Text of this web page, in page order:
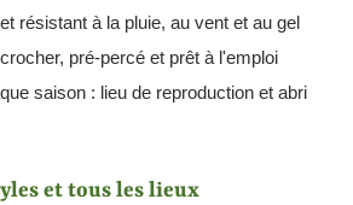
résistant à la pluie, au vent et au gel
pré-percé et prêt à l'emploi
saison : lieu de reproduction et abri
et tous les lieux